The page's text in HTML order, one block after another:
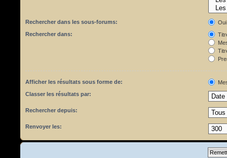
Rechercher dans les sous-forums:
Oui
Rechercher dans:
Afficher les résultats sous forme de:
Classer les résultats par:
Rechercher depuis:
Renvoyer les: